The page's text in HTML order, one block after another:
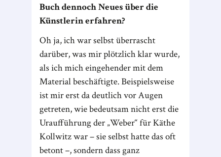
Buch dennoch Neues über die
Künstlerin erfahren?
Oh ja, ich war selbst überrascht
darüber, was mir plötzlich klar wurde,
als ich mich eingehender mit dem
Material beschäftigte. Beispielsweise
ist mir erst da deutlich vor Augen
getreten, wie bedeutsam nicht erst die
Uraufführung der „Weber“ für Käthe
Kollwitz war – sie selbst hatte das oft
betont –, sondern dass ganz